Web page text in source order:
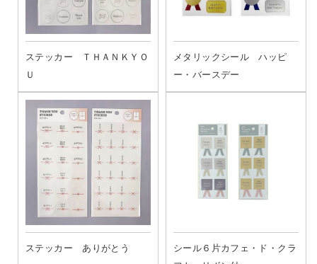
ステッカー ＴＨＡＮＫＹＯ
Ｕ
メタリックシール ハッピ
ー・バースデー
ステッカー ありがとう
シール６片カフェ・ド・クラ